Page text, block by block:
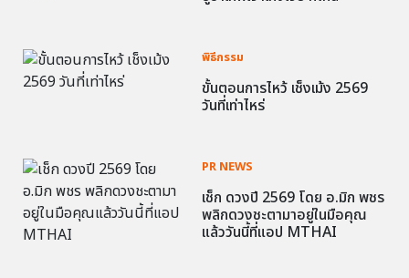
พิธีกรรม
ขั้นตอนการไหว้ เช็งเม้ง 2569
วันที่เท่าไหร่
PR NEWS
เช็ก ดวงปี 2569 โดย อ.มิก พชร
พลิกดวงชะตามาอยู่ในมือคุณ
แล้ววันนี้ที่แอป MTHAI